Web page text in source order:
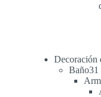
Decoración
Baño31